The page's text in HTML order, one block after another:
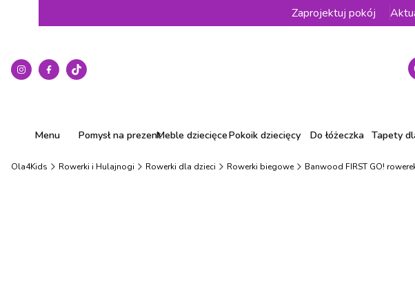
Zaprojektuj pokój
Menu Pomysł na prezentMeble dziecięcePokoik dziecięcy Do łóżeczka Tapety
Ola4Kids Rowerki i Hulajnogi Rowerki dla dzieci Rowerki biegowe Banwood FIRST GO!